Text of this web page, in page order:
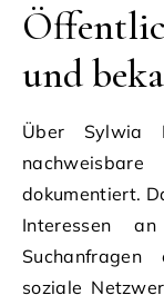
und
Über Sylwia
dokumentiert.
Interessen
Suchanfragen
soziale